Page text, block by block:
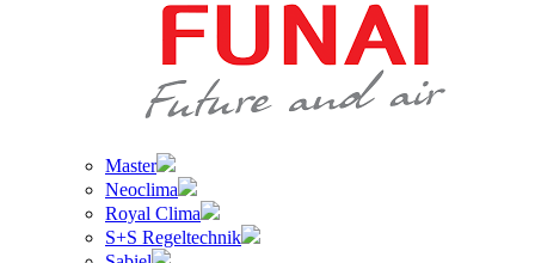
Master
Neoclima
Royal Clima
S+S Regeltechnik